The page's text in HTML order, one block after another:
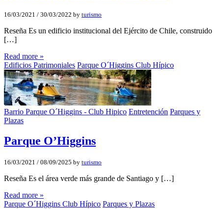
16/03/2021 / 30/03/2022 by turismo
Reseña Es un edificio institucional del Ejército de Chile, construido
[…]
Read more »
Edificios Patrimoniales Parque O´Higgins Club Hípico
Barrio Parque O´Higgins - Club Hipico Entretención Parques y
Plazas
Parque O’Higgins
16/03/2021 / 08/09/2025 by turismo
Reseña Es el área verde más grande de Santiago y […]
Read more »
Parque O´Higgins Club Hípico Parques y Plazas